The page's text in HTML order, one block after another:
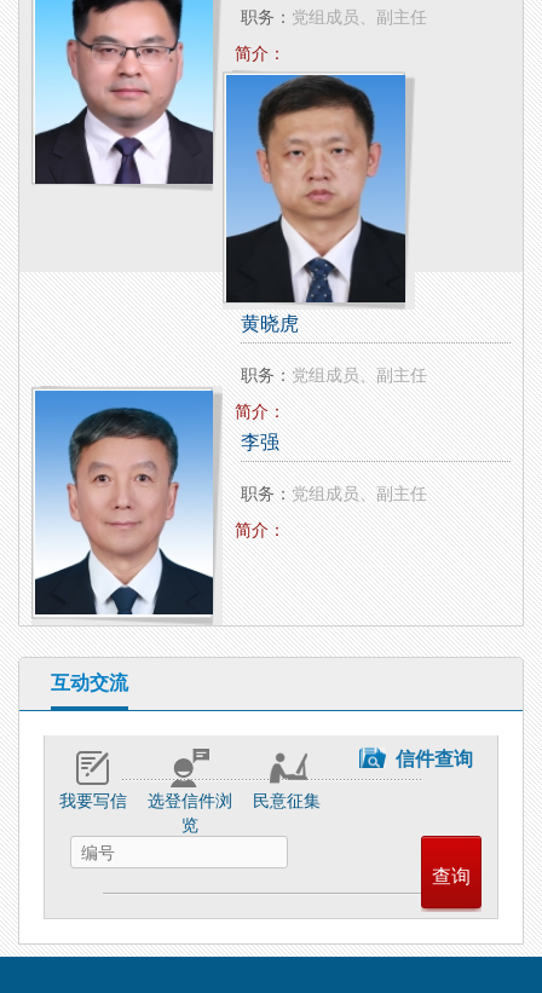
职务： 党组成员、副主任
简介：
黄晓虎
职务：党组成员、副主任
简介：
李强
职务：党组成员、副主任
简介：
互动交流
我要写信
选登信件浏
览
民意征集
信件查询